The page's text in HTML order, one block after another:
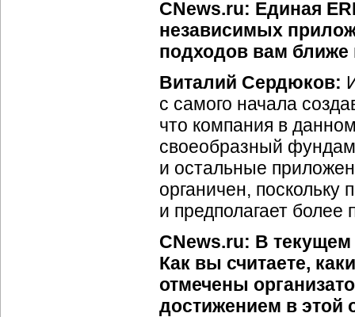
CNews.ru: Единая
независимых
подходов вам ближе
Виталий Сердюков:
с самого начала
что компания в
своеобразный
и остальные
органичен, поскольку
и предполагает более
CNews.ru: В
Как вы считаете,
отмечены
достижением в этой